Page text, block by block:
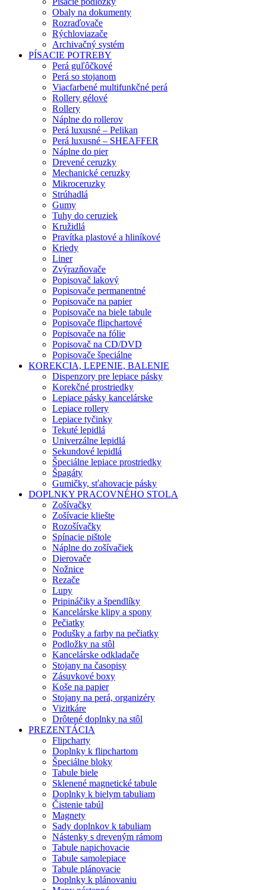
Obaly na dokumenty
Rozraďovače
Rýchloviazače
Archivačný systém
PÍSACIE POTREBY
Perá guľôčkové
Perá so stojanom
Viacfarbené multifunkčné perá
Rollery gélové
Rollery
Náplne do rollerov
Perá luxusné – Pelikan
Perá luxusné – SHEAFFER
Náplne do pier
Drevené ceruzky
Mechanické ceruzky
Mikroceruzky
Strúhadlá
Gumy
Tuhy do ceruziek
Kružidlá
Pravítka plastové a hliníkové
Kriedy
Liner
Zvýrazňovače
Popisovač lakový
Popisovače permanentné
Popisovače na papier
Popisovače na biele tabule
Popisovače flipchartové
Popisovače na fólie
Popisovač na CD/DVD
Popisovače špeciálne
KOREKCIA, LEPENIE, BALENIE
Dispenzory pre lepiace pásky
Korekčné prostriedky
Lepiace pásky kancelárske
Lepiace rollery
Lepiace tyčinky
Tekuté lepidlá
Univerzálne lepidlá
Sekundové lepidlá
Špeciálne lepiace prostriedky
Špagáty
Gumičky, sťahovacie pásky
DOPLNKY PRACOVNÉHO STOLA
Zošívačky
Zošívacie kliešte
Rozošívačky
Spínacie pištole
Náplne do zošívačiek
Dierovače
Nožnice
Rezače
Lupy
Pripináčiky a špendlíky
Kancelárske klipy a spony
Pečiatky
Podušky a farby na pečiatky
Podložky na stôl
Kancelárske odkladače
Stojany na časopisy
Zásuvkové boxy
Koše na papier
Stojany na perá, organizéry
Vizitkáre
Drôtené doplnky na stôl
PREZENTÁCIA
Flipcharty
Doplnky k flipchartom
Špeciálne bloky
Tabule biele
Sklenené magnetické tabule
Doplnky k bielym tabuliam
Čistenie tabúl
Magnety
Sady doplnkov k tabuliam
Nástenky s dreveným rámom
Tabule napichovacie
Tabule samolepiace
Tabule plánovacie
Doplnky k plánovaniu